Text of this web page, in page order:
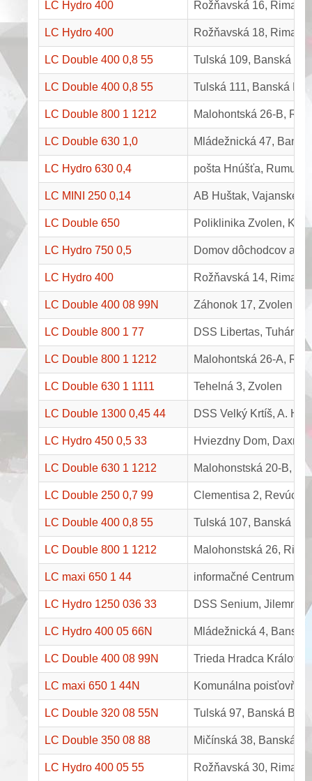
LC Hydro 400 Rožňavská 16,
LC Hydro 400 Rožňavská 18,
LC Double 400 0,8 55 Tulská 109, Banská
LC Double 400 0,8 55 Tulská 111, Banská
LC Double 800 1 1212 Malohontská 26-B,
LC Double 630 1,0 Mládežnická 47,
LC Hydro 630 0,4 pošta Hnúšťa,
LC MINI 250 0,14 AB Huštak,
LC Double 650 Poliklinika Zvolen,
LC Hydro 750 0,5 Domov dôchodcov a
LC Hydro 400 Rožňavská 14,
LC Double 400 08 99N Záhonok 17, Zvolen
LC Double 800 1 77 DSS Libertas,
LC Double 800 1 1212 Malohontská 26-A,
LC Double 630 1 1111 Tehelná 3, Zvolen
LC Double 1300 0,45 44 DSS Velký Krtíš, A. H.
LC Hydro 450 0,5 33 Hviezdny Dom,
LC Double 630 1 1212 Malohonstská 20-B,
LC Double 250 0,7 99 Clementisa 2, Revúca
LC Double 400 0,8 55 Tulská 107, Banská
LC Double 800 1 1212 Malohonstská 26,
LC maxi 650 1 44 informačné Centrum,
LC Hydro 1250 036 33 DSS Senium,
LC Hydro 400 05 66N Mládežnická 4, Banská
LC Double 400 08 99N Trieda Hradca Králové
LC maxi 650 1 44N Komunálna poisťovňa,
LC Double 320 08 55N Tulská 97, Banská
LC Double 350 08 88 Mičínská 38, Banská
LC Hydro 400 05 55 Rožňavská 30,